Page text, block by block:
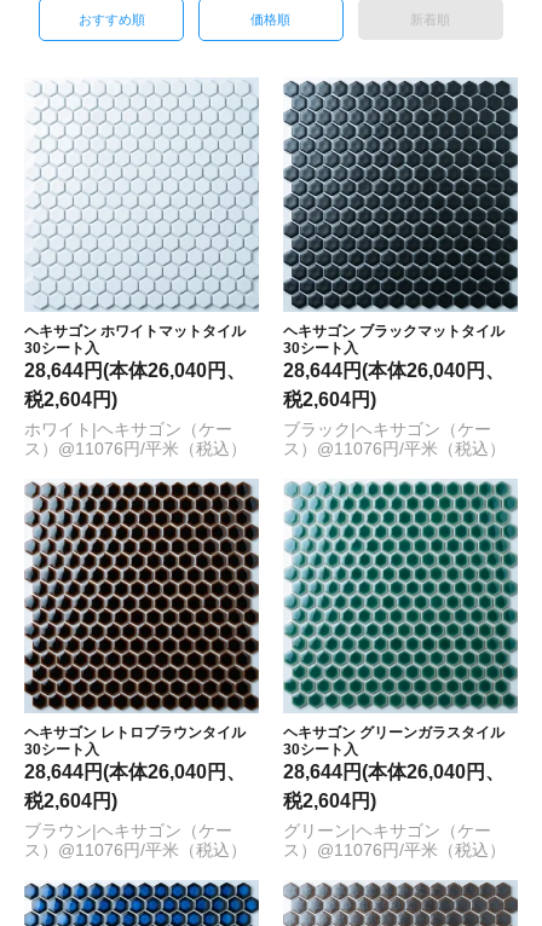
おすすめ順 価格順 新着順
ヘキサゴン ホワイトマットタイル
30シート入
28,644円(本体26,040円、
税2,604円)
ホワイト|ヘキサゴン（ケー
ス）@11076円/平米（税込）
ヘキサゴン ブラックマットタイル
30シート入
28,644円(本体26,040円、
税2,604円)
ブラック|ヘキサゴン（ケー
ス）@11076円/平米（税込）
ヘキサゴン レトロブラウンタイル
30シート入
28,644円(本体26,040円、
税2,604円)
ブラウン|ヘキサゴン（ケー
ス）@11076円/平米（税込）
ヘキサゴン グリーンガラスタイル
30シート入
28,644円(本体26,040円、
税2,604円)
グリーン|ヘキサゴン（ケー
ス）@11076円/平米（税込）